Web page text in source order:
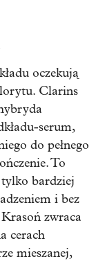
oczekują
Clarins
serum,
do pełnego
To
bardziej
i bez
zwraca
cerach
mieszanej,